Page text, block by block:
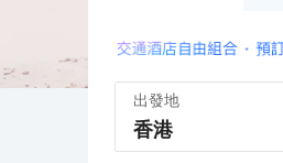
出發地